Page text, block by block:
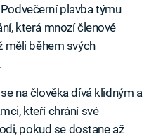
plavba týmu
která mnozí členové
měli během svých
na člověka dívá klidným a
kteří chrání své
pokud se dostane až